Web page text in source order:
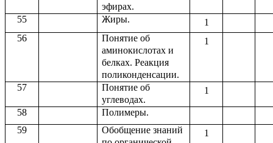
эфирах.
55 Жиры.
1
56
Понятие об
аминокислотах и
белках. Реакция
поликонденсации.
1
57
Понятие об
углеводах.
1
58
Полимеры.
59
Обобщение знаний
1